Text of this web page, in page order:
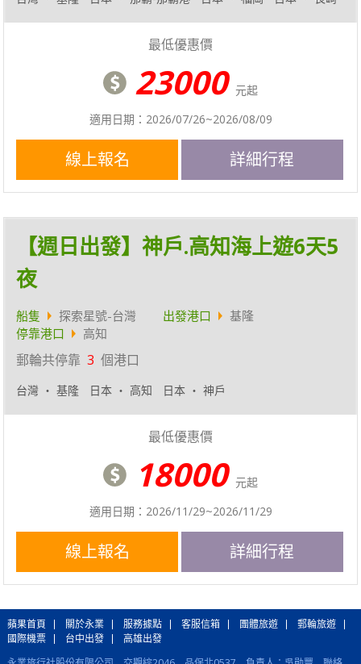
最低優惠價
23000 元起
適用日期：2026/07/26~2026/08/09
線上報名 詳細行程
【週日出發】神戶.高知海上遊6天5
夜
船隻 探索星號-台灣 出發港口
基隆
停靠港口
高知
郵輪共停靠 3 個港口
台灣 ‧ 基隆 日本 ‧ 高知 日本 ‧ 神戶
最低優惠價
18000 元起
適用日期：2026/11/29~2026/11/29
線上報名 詳細行程
蘋果首頁 關於永業 服務據點 客服信箱 團體旅遊
郵輪旅遊
國際機票
台中出發
高雄出發